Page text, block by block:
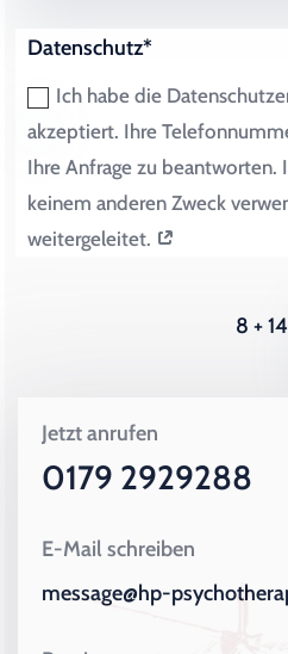
Datenschutz*
Ich habe die
akzeptiert. Ihre
Ihre Anfrage zu beantworten.
keinem anderen Zweck
weitergeleitet.
8 + 14
Jetzt anrufen
0179 2929288
E-Mail schreiben
message@hp-